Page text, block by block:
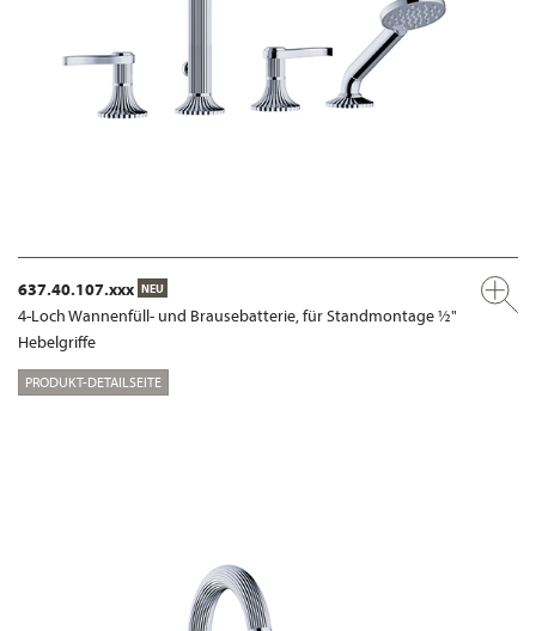
637.40.107.xxx NEU
4-Loch Wannenfüll- und Brausebatterie, für Standmontage ½"
Hebelgriffe
PRODUKT-DETAILSEITE